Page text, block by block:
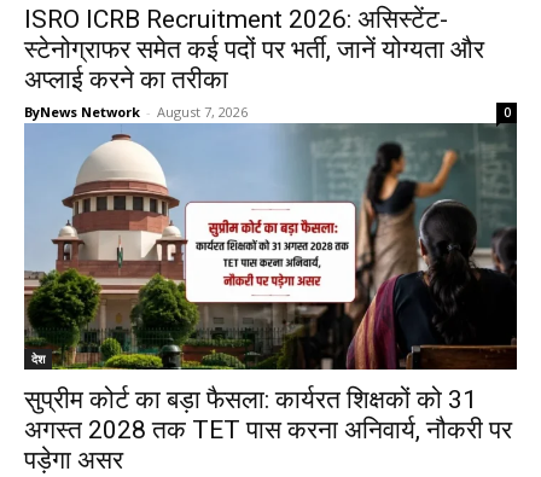
ISRO ICRB Recruitment 2026: असिस्टेंट-
स्टेनोग्राफर समेत कई पदों पर भर्ती, जानें योग्यता और
अप्लाई करने का तरीका
ByNews Network - August 7, 2026 0
देश
सुप्रीम कोर्ट का बड़ा फैसला: कार्यरत शिक्षकों को 31
अगस्त 2028 तक TET पास करना अनिवार्य, नौकरी पर
पड़ेगा असर